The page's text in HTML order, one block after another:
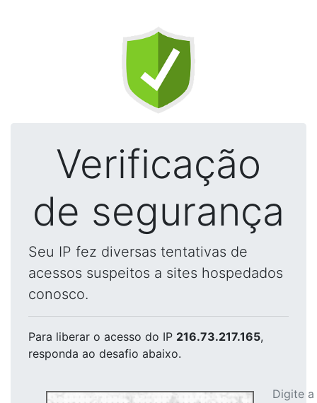
Verificação
de segurança
Seu IP fez diversas tentativas de
acessos suspeitos a sites hospedados
conosco.
Para liberar o acesso do IP 216.73.217.165,
responda ao desafio abaixo.
Digite